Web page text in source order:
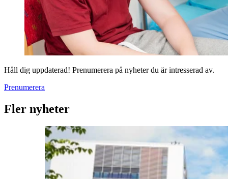
Håll dig uppdaterad! Prenumerera på nyheter du är intresserad av.
Prenumerera
Fler nyheter